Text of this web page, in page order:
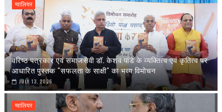
ग्वालियर
वरिष्ठ पत्रकार एवं समाजसेवी डॉ. केशव पांडे के व्यक्तित्व एवं कृतित्व पर
आधारित पुस्तक "सफलता के साक्षी" का भव्य विमोचन
JULY 13, 2026
ग्वालियर